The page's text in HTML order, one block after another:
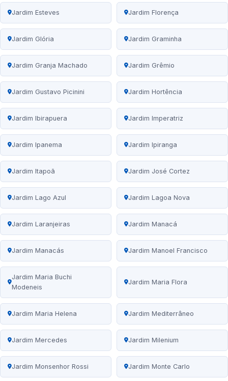
Jardim Esteves Jardim Florença
Jardim Glória Jardim Graminha
Jardim Granja Machado Jardim Grêmio
Jardim Gustavo Picinini Jardim Hortência
Jardim Ibirapuera Jardim Imperatriz
Jardim Ipanema Jardim Ipiranga
Jardim Itapoã Jardim José Cortez
Jardim Lago Azul Jardim Lagoa Nova
Jardim Laranjeiras Jardim Manacá
Jardim Manacás Jardim Manoel Francisco
Jardim Maria Buchi
Modeneis
Jardim Maria Flora
Jardim Maria Helena Jardim Mediterrâneo
Jardim Mercedes Jardim Milenium
Jardim Monsenhor Rossi Jardim Monte Carlo